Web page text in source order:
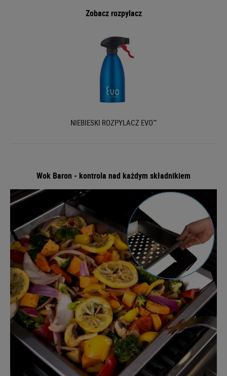
Zobacz rozpylacz
NIEBIESKI ROZPYLACZ EVO™
Wok Baron - kontrola nad każdym składnikiem